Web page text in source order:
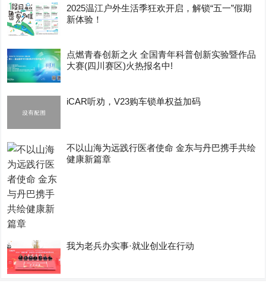
2025温江户外生活季狂欢开启，解锁“五一”假期
新体验！
点燃青春创新之火 全国青年科普创新实验暨作品
大赛(四川赛区)火热报名中!
iCAR听劝，V23购车锁单权益加码
不以山海为远践行医者使命 金东与丹巴携手共绘
健康新篇章
我为老兵办实事·就业创业在行动